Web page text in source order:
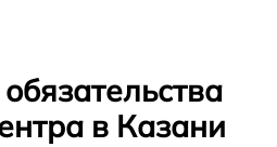
в Казани